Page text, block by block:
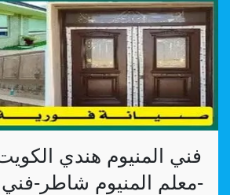
-معلم المنيوم شاطر-